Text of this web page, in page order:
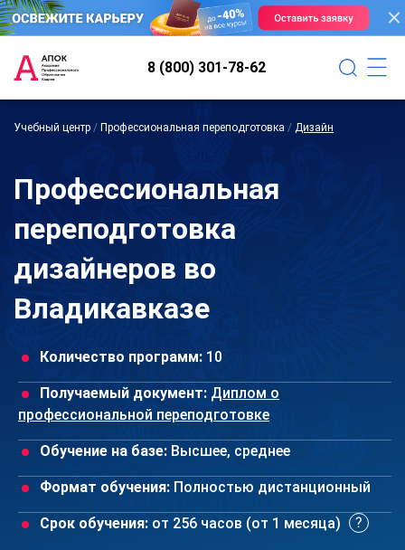
8 (800) 301-78-62
Учебный центр / Профессиональная переподготовка / Дизайн
Профессиональная
переподготовка
дизайнеров во
Владикавказе
Количество программ: 10
Получаемый документ: Диплом о
профессиональной переподготовке
Обучение на базе: Высшее, среднее
Формат обучения: Полностью дистанционный
Срок обучения: от 256 часов (от 1 месяца)